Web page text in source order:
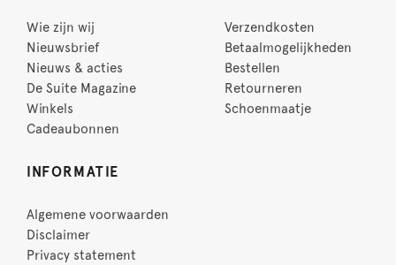
Wie zijn wij
Nieuwsbrief
Nieuws & acties
De Suite Magazine
Winkels
Cadeaubonnen
Verzendkosten
Betaalmogelijkheden
Bestellen
Retourneren
Schoenmaatje
INFORMATIE
Algemene voorwaarden
Disclaimer
Privacy statement